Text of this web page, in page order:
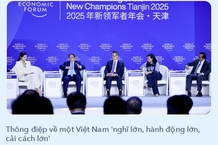
Thông điệp về một Việt Nam 'nghĩ lớn, hành động lớn,
cải cách lớn'